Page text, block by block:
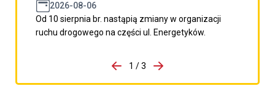
2026-08-06
Od 10 sierpnia br. nastąpią zmiany w organizacji
ruchu drogowego na części ul. Energetyków.
porzpedniego komunikatu
1 / 3
Przejdź do następnego